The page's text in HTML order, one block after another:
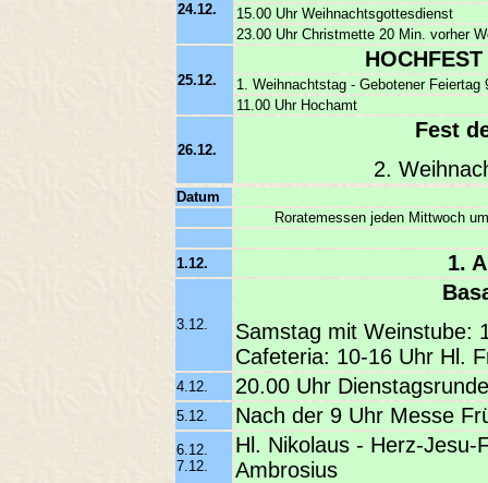
24.12.
15.00 Uhr Weihnachtsgottesdienst
23.00 Uhr Christmette 20 Min. vorher
25.12.
1. Weihnachtstag - Gebotener Feiertag
11.00 Uhr Hochamt
26.12.
Fest
2.
Datum
Roratemessen jeden Mittwoch
1.12. 1.
3.12.
Samstag mit Weinstube:
Cafeteria: 10-16 Uhr Hl.
4.12. 20.00 Uhr
5.12. Nach der 9 Uhr Messe
6.12.
7.12.
Hl. Nikolaus - Herz-Jesu-
Ambrosius